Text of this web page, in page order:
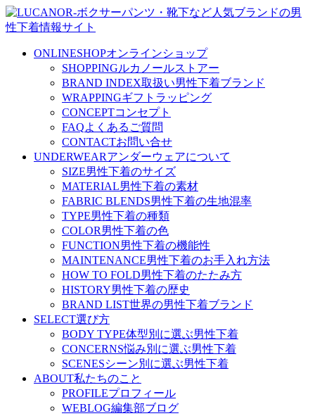
ONLINESHOPオンラインショップ
SHOPPINGルカノールストアー
BRAND INDEX取扱い男性下着ブランド
WRAPPINGギフトラッピング
CONCEPTコンセプト
FAQよくあるご質問
CONTACTお問い合せ
UNDERWEARアンダーウェアについて
SIZE男性下着のサイズ
MATERIAL男性下着の素材
FABRIC BLENDS男性下着の生地混率
TYPE男性下着の種類
COLOR男性下着の色
FUNCTION男性下着の機能性
MAINTENANCE男性下着のお手入れ方法
HOW TO FOLD男性下着のたたみ方
HISTORY男性下着の歴史
BRAND LIST世界の男性下着ブランド
SELECT選び方
BODY TYPE体型別に選ぶ男性下着
CONCERNS悩み別に選ぶ男性下着
SCENESシーン別に選ぶ男性下着
ABOUT私たちのこと
PROFILEプロフィール
WEBLOG編集部ブログ